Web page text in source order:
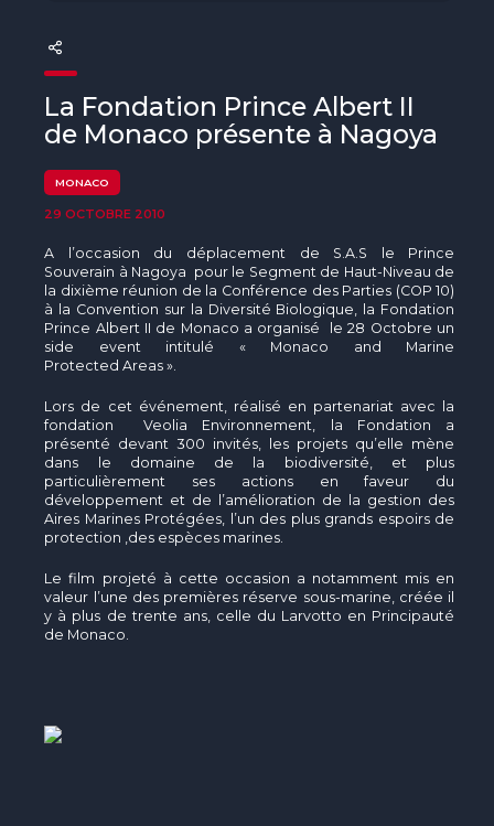
Beyond Plastic Med : BeMed
OACIS
The Green Shift Initiative
La Fondation Prince Albert II
de Monaco présente à Nagoya
MONACO
29 OCTOBRE 2010
A l’occasion du déplacement de S.A.S le Prince
Souverain à Nagoya pour le Segment de Haut-Niveau de
la dixième réunion de la Conférence des Parties (COP 10)
à la Convention sur la Diversité Biologique, la Fondation
Prince Albert II de Monaco a organisé le 28 Octobre un
side event intitulé « Monaco and Marine
Protected Areas ».
Lors de cet événement, réalisé en partenariat avec la
fondation Veolia Environnement, la Fondation a
présenté devant 300 invités, les projets qu’elle mène
dans le domaine de la biodiversité, et plus
particulièrement ses actions en faveur du
développement et de l’amélioration de la gestion des
Aires Marines Protégées, l’un des plus grands espoirs de
protection ,des espèces marines.
Le film projeté à cette occasion a notamment mis en
valeur l’une des premières réserve sous-marine, créée il
y à plus de trente ans, celle du Larvotto en Principauté
de Monaco.